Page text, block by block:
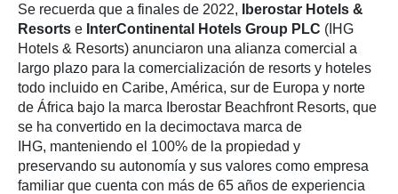
Se recuerda que a finales de 2022,
Iberostar Hotels &
Resorts e InterContinental Hotels Group PLC (IHG
Hotels & Resorts) anunciaron una alianza comercial a
largo plazo para la comercialización de resorts y hoteles
todo incluido en Caribe, América, sur de Europa y norte
de África bajo la marca Iberostar Beachfront Resorts, que
se ha convertido en la decimoctava marca de
IHG, manteniendo el 100% de la propiedad y
preservando su autonomía y sus valores como empresa
familiar que cuenta con más de 65 años de experiencia